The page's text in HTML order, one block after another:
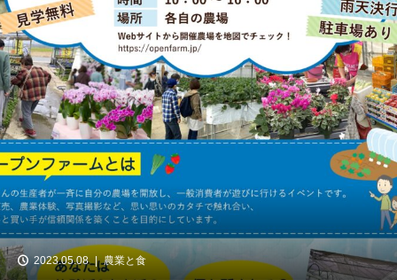
2023.05.08 農業と食